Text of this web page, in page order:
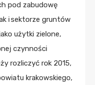
pod zabudowę
i sektorze gruntów
użytki zielone,
czynności
rozliczyć rok 2015,
krakowskiego,